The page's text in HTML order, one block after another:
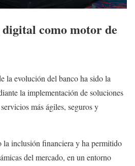
como motor de
la evolución del banco ha sido la
la implementación de soluciones
más ágiles, seguros y
la inclusión financiera y ha permitido
del mercado, en un entorno